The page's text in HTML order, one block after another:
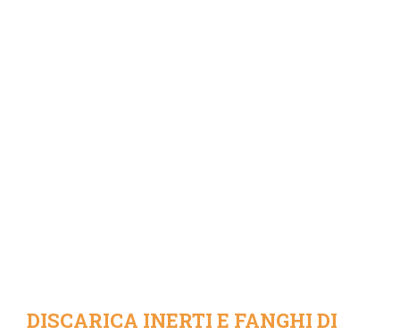
DISCARICA INERTI E FANGHI DI